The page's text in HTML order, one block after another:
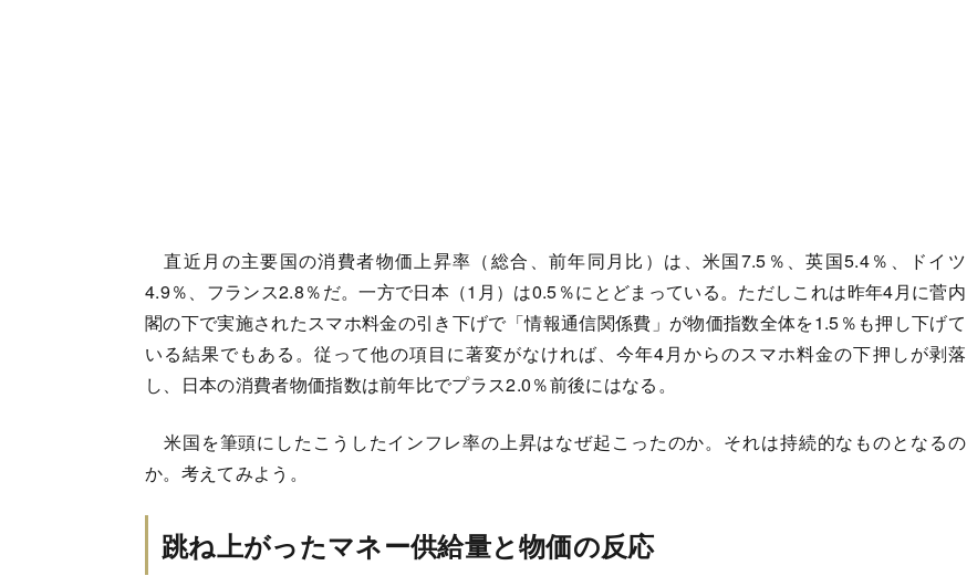
直近月の主要国の消費者物価上昇率（総合、前年同月比）は、米国7.5％、英国5.4％、ドイツ
4.9％、フランス2.8％だ。一方で日本（1月）は0.5％にとどまっている。ただしこれは昨年4月に菅内
閣の下で実施されたスマホ料金の引き下げで「情報通信関係費」が物価指数全体を1.5％も押し下げて
いる結果でもある。従って他の項目に著変がなければ、今年4月からのスマホ料金の下押しが剥落
し、日本の消費者物価指数は前年比でプラス2.0％前後にはなる。
米国を筆頭にしたこうしたインフレ率の上昇はなぜ起こったのか。それは持続的なものとなるの
か。考えてみよう。
跳ね上がったマネー供給量と物価の反応